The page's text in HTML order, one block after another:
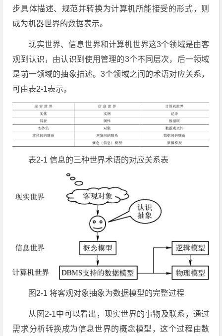
步具体描述、规范并转换为计算机所能接受的形式，则
成为机器世界的数据表示。
现实世界、信息世界和计算机世界这3个领域是由客
观到认识，由认识到使用管理的3个不同层次，后一领域
是前一领域的抽象描述。3个领域之间的术语对应关系，
可由表2-1表示。
表2-1 信息的三种世界术语的对应关系表
图2-1 将客观对象抽象为数据模型的完整过程
从图2-1中可以看出，现实世界的事物及联系，通过
需求分析转换成为信息世界的概念模型，这个过程由数